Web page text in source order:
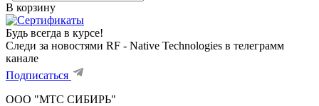
В корзину
Будь всегда в курсе!
Следи за новостями RF - Native Technologies в телеграмм
канале
Подписаться
ООО "МТС СИБИРЬ"